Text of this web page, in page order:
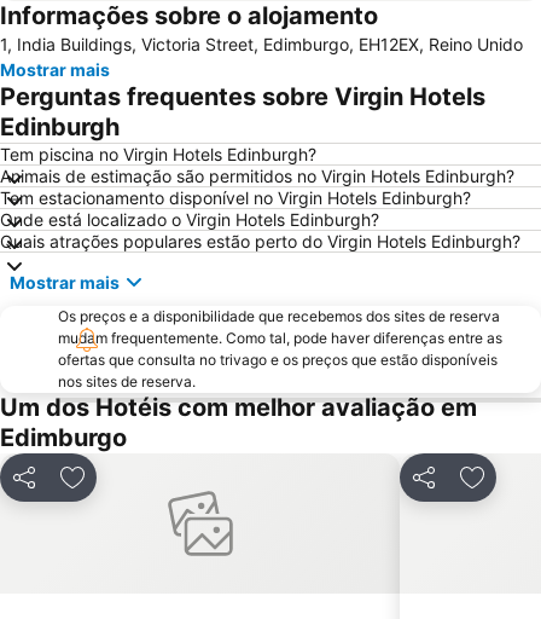
Grassmarket
Museu Nacional da Escócia
Galeria Nacional da Escócia
Leith
City Art Centre
The Royal Mile Gallery
St James Quarter
The Witchery by the Castle
Edinburgh Park
Scott Monument
Marchmont
Stockbridge
Greyfriars Kirk
Cowgate
Holyrood Park
Braid Hills
Portobello
Edinburgh Dungeon
Edinburgh Marathon Festival
University of Edinburgh
Rose Street
EICC
Royal Terrace Gardens
Royal Botanic Garden Edinburgh
Ocean Terminal
Davidson's Mains
Informações sobre o alojamento
1, India Buildings, Victoria Street, Edimburgo, EH12EX, Reino Unido
Mostrar mais
Perguntas frequentes sobre Virgin Hotels
Edinburgh
Tem piscina no Virgin Hotels Edinburgh?
Animais de estimação são permitidos no Virgin Hotels Edinburgh?
Tem estacionamento disponível no Virgin Hotels Edinburgh?
Onde está localizado o Virgin Hotels Edinburgh?
Quais atrações populares estão perto do Virgin Hotels Edinburgh?
Mostrar mais
Os preços e a disponibilidade que recebemos dos sites de reserva
mudam frequentemente. Como tal, pode haver diferenças entre as
ofertas que consulta no trivago e os preços que estão disponíveis
nos sites de reserva.
Um dos Hotéis com melhor avaliação em
Edimburgo
PartilharAdicionar aos favoritos Partilhar